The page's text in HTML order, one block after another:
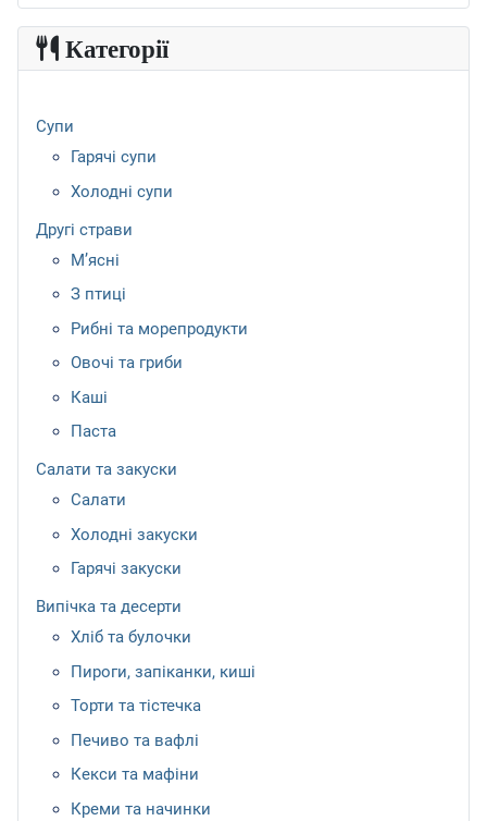
Категорії
Супи
Гарячі супи
Холодні супи
Другі страви
М’ясні
З птиці
Рибні та морепродукти
Овочі та гриби
Каші
Паста
Салати та закуски
Салати
Холодні закуски
Гарячі закуски
Випічка та десерти
Хліб та булочки
Пироги, запіканки, киші
Торти та тістечка
Печиво та вафлі
Кекси та мафіни
Креми та начинки